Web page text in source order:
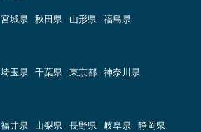
宮城県 秋田県 山形県 福島県
埼玉県 千葉県 東京都 神奈川県
福井県 山梨県 長野県 岐阜県
静岡県